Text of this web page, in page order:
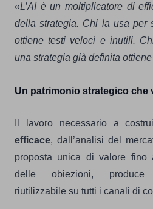
«L’AI è un moltiplicatore di
della strategia. Chi la usa per
ottiene testi veloci e inutili.
una strategia già definita
Un patrimonio strategico che
Il lavoro necessario a
efficace, dall’analisi del
proposta unica di valore fino
delle obiezioni, produce
riutilizzabile su tutti i canali di